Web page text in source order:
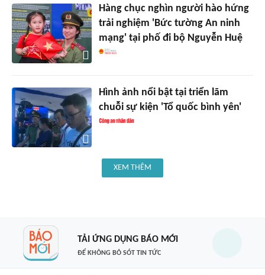
Hàng chục nghìn người hào hứng
trải nghiệm 'Bức tường An ninh
mạng' tại phố đi bộ Nguyễn Huệ
Hình ảnh nổi bật tại triển lãm
chuỗi sự kiện 'Tổ quốc bình yên'
XEM THÊM
TẢI ỨNG DỤNG BÁO MỚI
ĐỂ KHÔNG BỎ SÓT TIN TỨC